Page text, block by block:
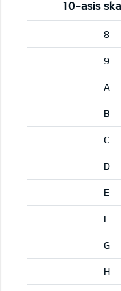
10-asis
8
9
A
B
C
D
E
F
G
H